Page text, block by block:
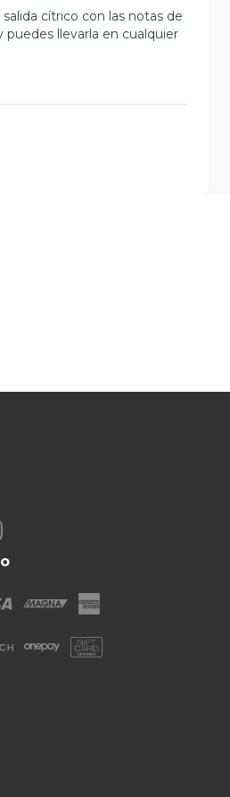
cítrico con las notas de
puedes llevarla en cualquier